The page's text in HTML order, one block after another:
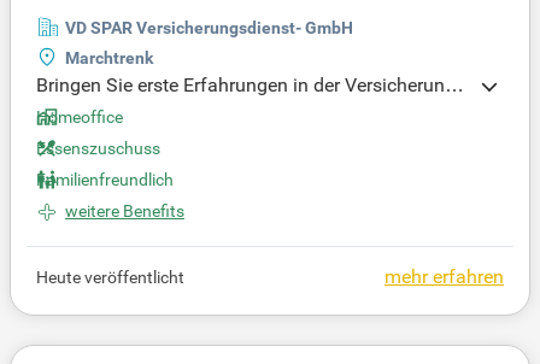
VD SPAR Versicherungsdienst- GmbH
Marchtrenk
Bringen Sie erste Erfahrungen in der Versicherungs
branche mit, insbesondere in Kfz-, Unfall-, Haftpflic
ht- oder Krankenversicherungen? Besitzen Sie exze
llente Kenntnisse in Office365, insbesondere in Wo
rd, Excel und Outlook? Dann könnte diese Position
perfekt für Sie sein!
Homeoffice
Essenszuschuss
Familienfreundlich
weitere Benefits
mehr erfahren
Heute veröffentlicht